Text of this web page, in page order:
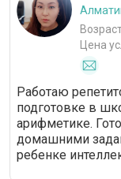
Цена
Работаю
подготовке в
арифметике.
домашними
ребенке